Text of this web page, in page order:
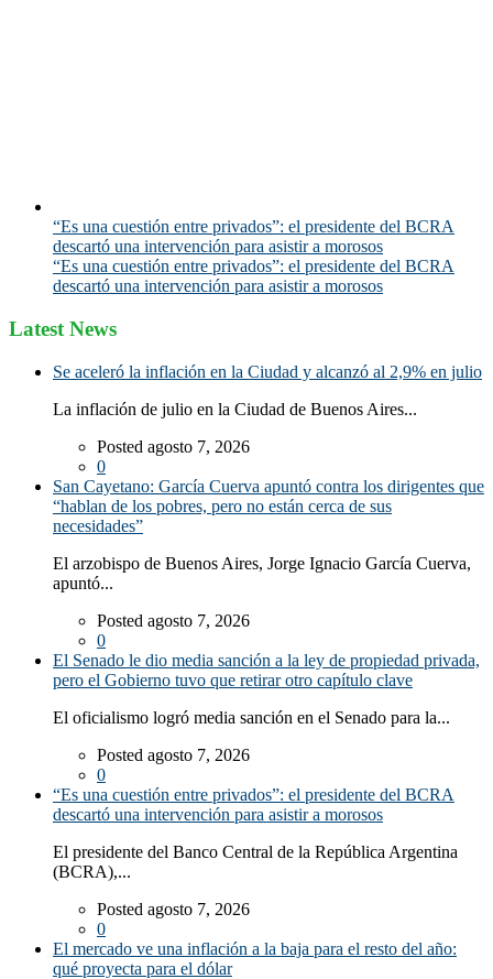
“Es una cuestión entre privados”: el presidente del BCRA
descartó una intervención para asistir a morosos
“Es una cuestión entre privados”: el presidente del BCRA
descartó una intervención para asistir a morosos
Latest News
Se aceleró la inflación en la Ciudad y alcanzó al 2,9% en julio
La inflación de julio en la Ciudad de Buenos Aires...
Posted agosto 7, 2026
0
San Cayetano: García Cuerva apuntó contra los dirigentes que
“hablan de los pobres, pero no están cerca de sus
necesidades”
El arzobispo de Buenos Aires, Jorge Ignacio García Cuerva,
apuntó...
Posted agosto 7, 2026
0
El Senado le dio media sanción a la ley de propiedad privada,
pero el Gobierno tuvo que retirar otro capítulo clave
El oficialismo logró media sanción en el Senado para la...
Posted agosto 7, 2026
0
“Es una cuestión entre privados”: el presidente del BCRA
descartó una intervención para asistir a morosos
El presidente del Banco Central de la República Argentina
(BCRA),...
Posted agosto 7, 2026
0
El mercado ve una inflación a la baja para el resto del año:
qué proyecta para el dólar